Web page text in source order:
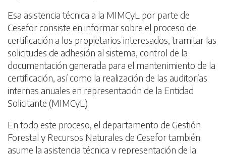
Esa asistencia técnica a la MIMCyL por parte de
Cesefor consiste en informar sobre el proceso de
certificación a los propietarios interesados, tramitar las
solicitudes de adhesión al sistema, control de la
documentación generada para el mantenimiento de la
certificación, así como la realización de las auditorías
internas anuales en representación de la Entidad
Solicitante (MIMCyL).
En todo este proceso, el departamento de Gestión
Forestal y Recursos Naturales de Cesefor también
asume la asistencia técnica y representación de la